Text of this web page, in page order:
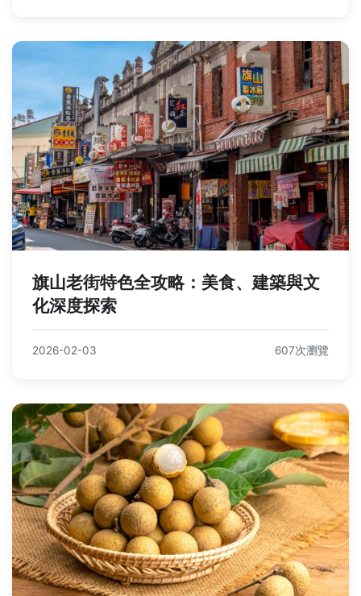
旗山老街特色全攻略：美食、建築與文
化深度探索
2026-02-03 607次瀏覽